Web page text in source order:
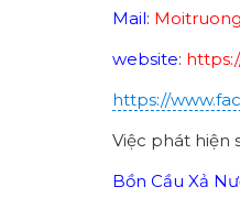
Mail:
website:
https://
Việc phát hiện
Bồn Cầu Xả